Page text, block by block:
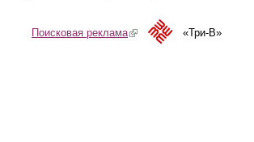
Поисковая реклама(link is external)«Три-В»